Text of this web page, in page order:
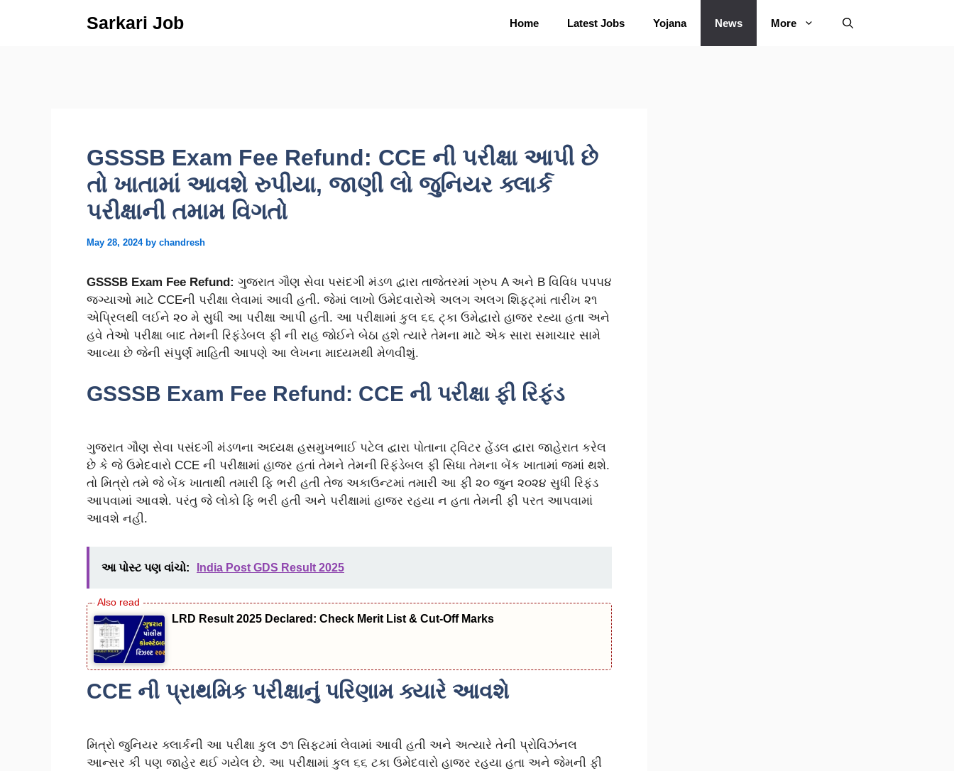
Sarkari Job Home Latest Jobs Yojana News More
GSSSB Exam Fee Refund: CCE ની પરીક્ષા આપી છે
તો ખાતામાં આવશે રુપીયા, જાણી લો જુનિયર ક્લાર્ક
પરીક્ષાની તમામ વિગતો
May 28, 2024 by chandresh
GSSSB Exam Fee Refund: ગુજરાત ગૌણ સેવા પસંદગી મંડળ દ્વારા તાજેતરમાં ગ્રુપ A અને B વિવિધ ૫૫૫૪
જ્ગ્યાઓ માટે CCEની પરીક્ષા લેવામાં આવી હતી. જેમાં લાખો ઉમેદવારોએ અલગ અલગ શિફટ્માં તારીખ ૨૧
એપ્રિલથી લઈને ૨૦ મે સુધી આ પરીક્ષા આપી હતી. આ પરીક્ષામાં કુલ ૬૬ ટ્કા ઉમેદ્વારો હાજર રહ્યા હતા અને
હવે તેઓ પરીક્ષા બાદ તેમની રિફંડેબલ ફી ની રાહ જોઈને બેઠા હશે ત્યારે તેમના માટે એક સારા સમાચાર સામે
આવ્યા છે જેની સંપુર્ણ માહિતી આપણે આ લેખના માધ્યમથી મેળવીશું.
GSSSB Exam Fee Refund: CCE ની પરીક્ષા ફી રિફંડ
ગુજરાત ગૌણ સેવા પસંદગી મંડળના અધ્યક્ષ હસમુખભાઈ પટેલ દ્વારા પોતાના ટ્વિટર હેંડલ દ્વારા જાહેરાત કરેલ
છે કે જે ઉમેદવારો CCE ની પરીક્ષામાં હાજર હતાં તેમને તેમની રિફંડેબલ ફી સિધા તેમના બેંક ખાતામાં જમાં થશે.
તો મિત્રો તમે જે બેંક ખાતાથી તમારી ફિ ભરી હતી તેજ અકાઉન્ટમાં તમારી આ ફી ૨૦ જુન ૨૦૨૪ સુધી રિફંડ
આપવામાં આવશે. પરંતુ જે લોકો ફિ ભરી હતી અને પરીક્ષામાં હાજર રહયા ન હતા તેમની ફી પરત આપવામાં
આવશે નહી.
આ પોસ્ટ પણ વાંચો: India Post GDS Result 2025
LRD Result 2025 Declared: Check Merit List & Cut-Off Marks
CCE ની પ્રાથમિક પરીક્ષાનું પરિણામ ક્યારે આવશે
મિત્રો જુનિયર ક્લાર્કની આ પરીક્ષા કુલ ૭૧ સિફટમાં લેવામાં આવી હતી અને અત્યારે તેની પ્રોવિઝંનલ
આન્સર કી પણ જાહેર થઈ ગયેલ છે. આ પરીક્ષામાં કુલ ૬૬ ટકા ઉમેદવારો હાજર રહયા હતા અને જેમની ફી